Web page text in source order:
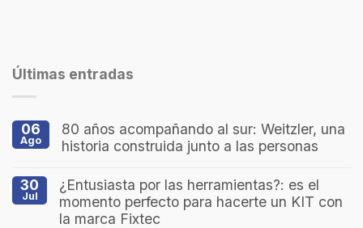
Últimas entradas
06
Ago
80 años acompañando al sur: Weitzler, una
historia construida junto a las personas
30
Jul
¿Entusiasta por las herramientas?: es el
momento perfecto para hacerte un KIT con
la marca Fixtec